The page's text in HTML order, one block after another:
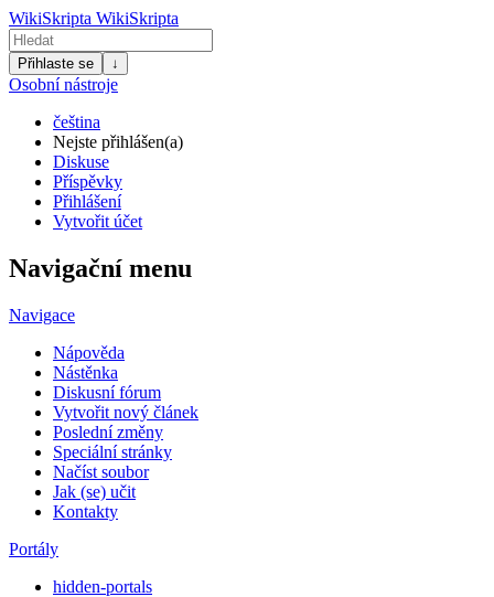
WikiSkripta WikiSkripta
Přihlaste se ↓
Osobní nástroje
čeština
Nejste přihlášen(a)
Diskuse
Příspěvky
Přihlášení
Vytvořit účet
Navigační menu
Navigace
Nápověda
Nástěnka
Diskusní fórum
Vytvořit nový článek
Poslední změny
Speciální stránky
Načíst soubor
Jak (se) učit
Kontakty
Portály
hidden-portals